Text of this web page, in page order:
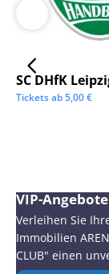
SC DHfK
Tickets ab5,00€
VIP-Angebote
Verleihen Sie
Immobilien
CLUB" einen